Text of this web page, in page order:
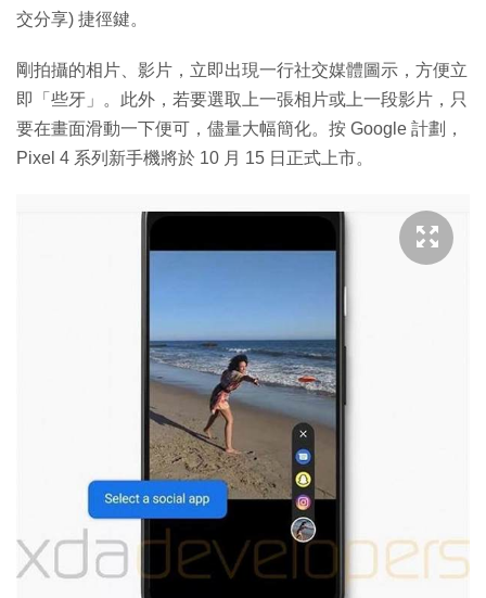
交分享) 捷徑鍵。
剛拍攝的相片、影片，立即出現一行社交媒體圖示，方便立
即「些牙」。此外，若要選取上一張相片或上一段影片，只
要在畫面滑動一下便可，儘量大幅簡化。按 Google 計劃，
Pixel 4 系列新手機將於 10 月 15 日正式上市。